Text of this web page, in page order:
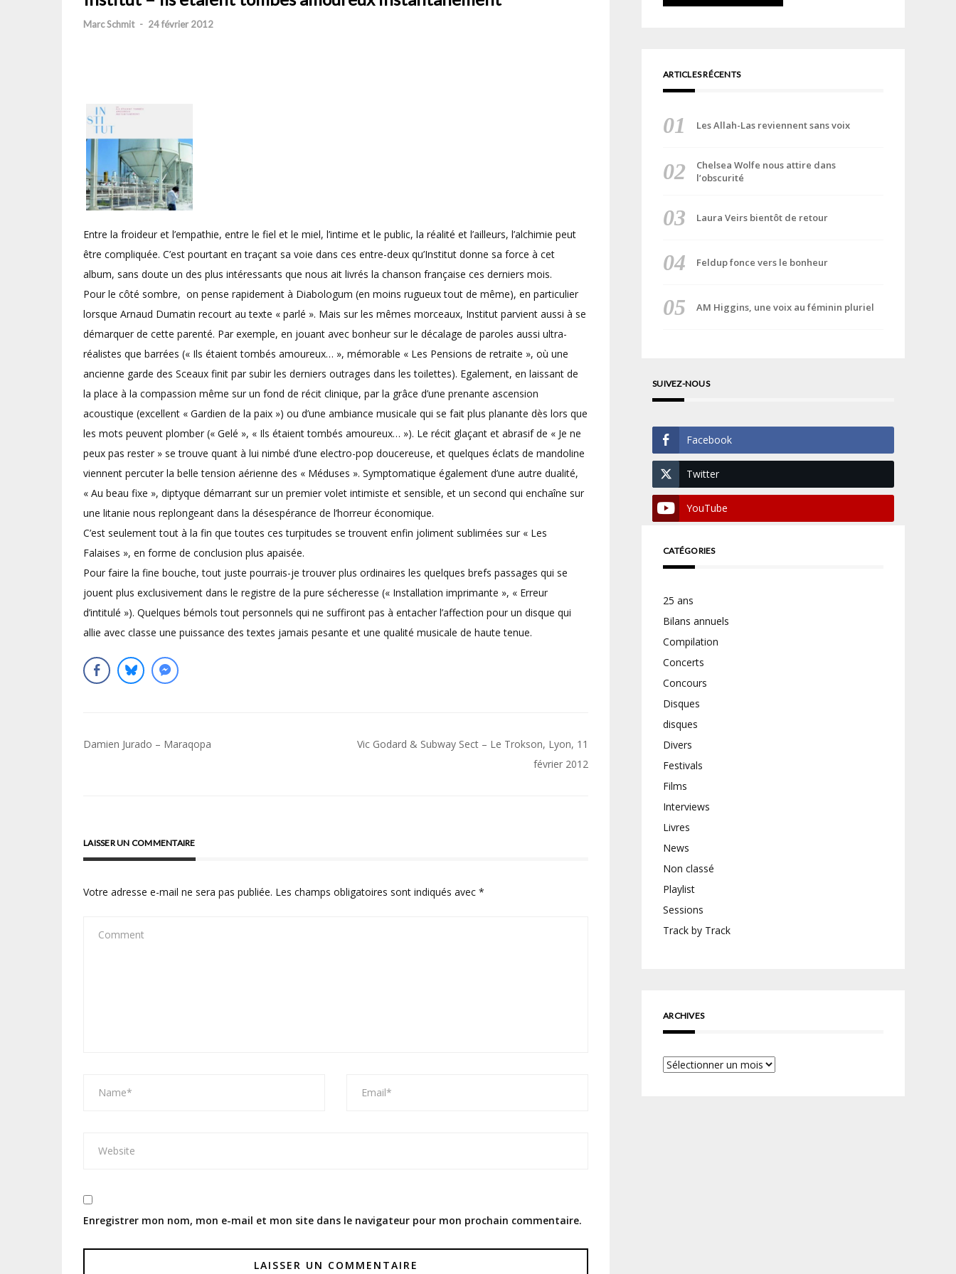
Marc Schmit - 24 février 2012
Entre la froideur et l’empathie, entre le fiel et le miel, l’intime et le public, la réalité et l’ailleurs, l’alchimie peut
être compliquée. C’est pourtant en traçant sa voie dans ces entre-deux qu’Institut donne sa force à cet
album, sans doute un des plus intéressants que nous ait livrés la chanson française ces derniers mois.
Pour le côté sombre, on pense rapidement à Diabologum (en moins rugueux tout de même), en particulier
lorsque Arnaud Dumatin recourt au texte « parlé ». Mais sur les mêmes morceaux, Institut parvient aussi à se
démarquer de cette parenté. Par exemple, en jouant avec bonheur sur le décalage de paroles aussi ultra-
réalistes que barrées (« Ils étaient tombés amoureux… », mémorable « Les Pensions de retraite », où une
ancienne garde des Sceaux finit par subir les derniers outrages dans les toilettes). Egalement, en laissant de
la place à la compassion même sur un fond de récit clinique, par la grâce d’une prenante ascension
acoustique (excellent « Gardien de la paix ») ou d’une ambiance musicale qui se fait plus planante dès lors que
les mots peuvent plomber (« Gelé », « Ils étaient tombés amoureux… »). Le récit glaçant et abrasif de « Je ne
peux pas rester » se trouve quant à lui nimbé d’une electro-pop doucereuse, et quelques éclats de mandoline
viennent percuter la belle tension aérienne des « Méduses ». Symptomatique également d’une autre dualité,
« Au beau fixe », diptyque démarrant sur un premier volet intimiste et sensible, et un second qui enchaîne sur
une litanie nous replongeant dans la désespérance de l’horreur économique.
C’est seulement tout à la fin que toutes ces turpitudes se trouvent enfin joliment sublimées sur « Les
Falaises », en forme de conclusion plus apaisée.
Pour faire la fine bouche, tout juste pourrais-je trouver plus ordinaires les quelques brefs passages qui se
jouent plus exclusivement dans le registre de la pure sécheresse (« Installation imprimante », « Erreur
d’intitulé »). Quelques bémols tout personnels qui ne suffiront pas à entacher l’affection pour un disque qui
allie avec classe une puissance des textes jamais pesante et une qualité musicale de haute tenue.
Navigation
Damien Jurado – Maraqopa
Vic Godard & Subway Sect – Le Trokson, Lyon, 11
février 2012
LAISSER UN COMMENTAIRE
Votre adresse e-mail ne sera pas publiée. Les champs obligatoires sont indiqués avec *
Enregistrer mon nom, mon e-mail et mon site dans le navigateur pour mon prochain commentaire.
ARTICLES RÉCENTS
Les Allah-Las reviennent sans voix
Chelsea Wolfe nous attire dans
l’obscurité
Laura Veirs bientôt de retour
Feldup fonce vers le bonheur
AM Higgins, une voix au féminin pluriel
SUIVEZ-NOUS
Facebook
Twitter
YouTube
CATÉGORIES
25 ans
Bilans annuels
Compilation
Concerts
Concours
Disques
disques
Divers
Festivals
Films
Interviews
Livres
News
Non classé
Playlist
Sessions
Track by Track
ARCHIVES
Archives